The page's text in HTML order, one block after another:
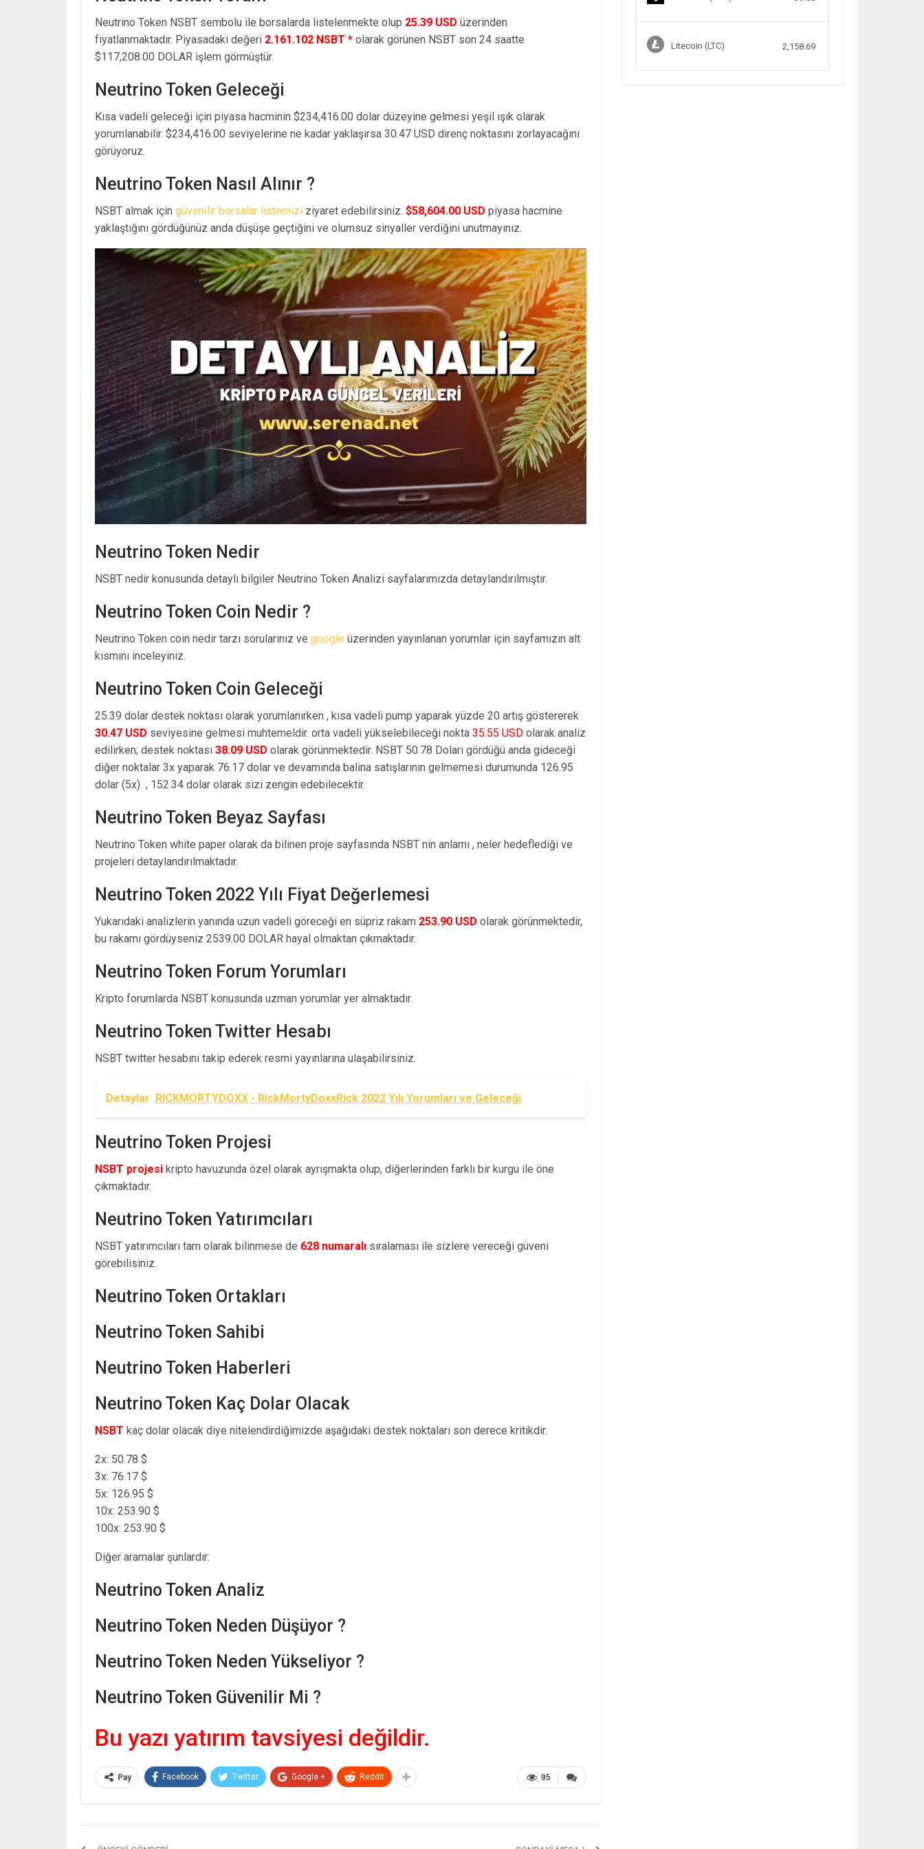
Neutrino Token NSBT sembolu ile borsalarda listelenmekte olup 25.39 USD üzerinden
fiyatlanmaktadır. Piyasadaki değeri 2.161.102 NSBT * olarak görünen NSBT son 24 saatte
$117,208.00 DOLAR işlem görmüştür.
Neutrino Token Geleceği
Kısa vadeli geleceği için piyasa hacminin $234,416.00 dolar düzeyine gelmesi yeşil ışık olarak
yorumlanabilir. $234,416.00 seviyelerine ne kadar yaklaşırsa 30.47 USD direnç noktasını zorlayacağını
görüyoruz.
Neutrino Token Nasıl Alınır ?
NSBT almak için güvenilir borsalar listemizi ziyaret edebilirsiniz. $58,604.00 USD piyasa hacmine
yaklaştığını gördüğünüz anda düşüşe geçtiğini ve olumsuz sinyaller verdiğini unutmayınız.
Neutrino Token Nedir
NSBT nedir konusunda detaylı bilgiler Neutrino Token Analizi sayfalarımızda detaylandırılmıştır.
Neutrino Token Coin Nedir ?
Neutrino Token coin nedir tarzı sorularınız ve google üzerinden yayınlanan yorumlar için sayfamızın alt
kısmını inceleyiniz.
Neutrino Token Coin Geleceği
25.39 dolar destek noktası olarak yorumlanırken , kısa vadeli pump yaparak yüzde 20 artış göstererek
30.47 USD seviyesine gelmesi muhtemeldir. orta vadeli yükselebileceği nokta 35.55 USD olarak analiz
edilirken; destek noktası 38.09 USD olarak görünmektedir. NSBT 50.78 Doları gördüğü anda gideceği
diğer noktalar 3x yaparak 76.17 dolar ve devamında balina satışlarının gelmemesi durumunda 126.95
dolar (5x) , 152.34 dolar olarak sizi zengin edebilecektir.
Neutrino Token Beyaz Sayfası
Neutrino Token white paper olarak da bilinen proje sayfasında NSBT nin anlamı , neler hedeflediği ve
projeleri detaylandırılmaktadır.
Neutrino Token 2022 Yılı Fiyat Değerlemesi
Yukarıdaki analizlerin yanında uzun vadeli göreceği en süpriz rakam 253.90 USD olarak görünmektedir,
bu rakamı gördüyseniz 2539.00 DOLAR hayal olmaktan çıkmaktadır.
Neutrino Token Forum Yorumları
Kripto forumlarda NSBT konusunda uzman yorumlar yer almaktadır.
Neutrino Token Twitter Hesabı
NSBT twitter hesabını takip ederek resmi yayınlarına ulaşabilirsiniz.
Detaylar RICKMORTYDOXX - RickMortyDoxxRick 2022 Yılı Yorumları ve Geleceği
Neutrino Token Projesi
NSBT projesi kripto havuzunda özel olarak ayrışmakta olup, diğerlerinden farklı bir kurgu ile öne
çıkmaktadır.
Neutrino Token Yatırımcıları
NSBT yatırımcıları tam olarak bilinmese de 628 numaralı sıralaması ile sizlere vereceği güveni
görebilisiniz.
Neutrino Token Ortakları
Neutrino Token Sahibi
Neutrino Token Haberleri
Neutrino Token Kaç Dolar Olacak
NSBT kaç dolar olacak diye nitelendirdiğimizde aşağıdaki destek noktaları son derece kritikdir.
2x: 50.78 $
3x: 76.17 $
5x: 126.95 $
10x: 253.90 $
100x: 253.90 $
Diğer aramalar şunlardır:
Neutrino Token Analiz
Neutrino Token Neden Düşüyor ?
Neutrino Token Neden Yükseliyor ?
Neutrino Token Güvenilir Mi ?
Bu yazı yatırım tavsiyesi değildir.
95
Pay Facebook Twitter Google + ReddIt
Litecoin (LTC) 2,158.69